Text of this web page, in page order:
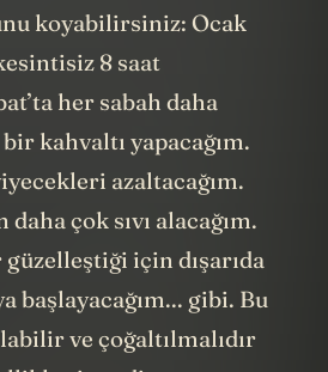
koyabilirsiniz: Ocak
8 saat
her sabah daha
kahvaltı yapacağım.
azaltacağım.
daha çok sıvı alacağım.
güzelleştiği için dışarıda
başlayacağım... gibi. Bu
ve çoğaltılmalıdır